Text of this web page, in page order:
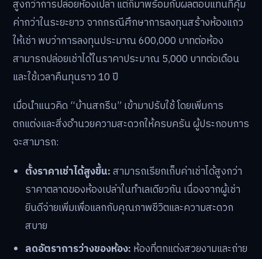
สูงกว่าการปล่อยห้องเปล่า แต่ก็มาพร้อมกับผลตอบแทนที่คุ้ม
ค่ากว่าในระยะยาว จากกรณีศึกษาการลงทุนสร้างห้องแถว
ให้เช่า พบว่าการลงทุนประมาณ 600,000 บาทต่อห้อง
สามารถปล่อยเช่าได้ในราคาประมาณ 5,000 บาทต่อเดือน
และใช้เวลาคืนทุนราว 10 ปี
เมื่อนำแนวคิด “บ้านสกรีน” เข้ามาปรับใช้ โดยเพิ่มการ
ตกแต่งและสิ่งอำนวยความสะดวกให้ครบครัน ผู้ประกอบการ
จะสามารถ:
ตั้งราคาเช่าได้สูงขึ้น:สามารถเรียกเก็บค่าเช่าได้สูงกว่า
ราคาตลาดของห้องเปล่าในทำเลเดียวกัน เนื่องจากผู้เช่า
ยินดีจ่ายเพิ่มเพื่อแลกกับคุณภาพชีวิตและความสะดวก
สบาย
ลดอัตราการว่างของห้อง: ห้องที่ตกแต่งสวยงามและถ่าย